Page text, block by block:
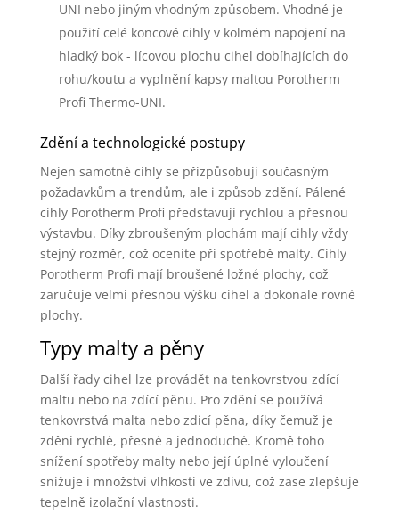
UNI nebo jiným vhodným způsobem. Vhodné je
použití celé koncové cihly v kolmém napojení na
hladký bok - lícovou plochu cihel dobíhajících do
rohu/koutu a vyplnění kapsy maltou Porotherm
Profi Thermo-UNI.
Zdění a technologické postupy
Nejen samotné cihly se přizpůsobují současným
požadavkům a trendům, ale i způsob zdění. Pálené
cihly Porotherm Profi představují rychlou a přesnou
výstavbu. Díky zbroušeným plochám mají cihly vždy
stejný rozměr, což oceníte při spotřebě malty. Cihly
Porotherm Profi mají broušené ložné plochy, což
zaručuje velmi přesnou výšku cihel a dokonale rovné
plochy.
Typy malty a pěny
Další řady cihel lze provádět na tenkovrstvou zdící
maltu nebo na zdící pěnu. Pro zdění se používá
tenkovrstvá malta nebo zdicí pěna, díky čemuž je
zdění rychlé, přesné a jednoduché. Kromě toho
snížení spotřeby malty nebo její úplné vyloučení
snižuje i množství vlhkosti ve zdivu, což zase zlepšuje
tepelně izolační vlastnosti.